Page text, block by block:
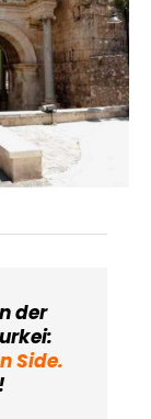
der
Side.